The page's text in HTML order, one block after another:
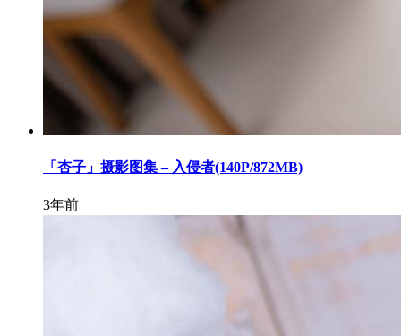
「杏子」摄影图集 – 入侵者(140P/872MB)
3年前